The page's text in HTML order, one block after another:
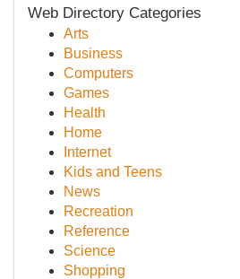
Web Directory Categories
Arts
Business
Computers
Games
Health
Home
Internet
Kids and Teens
News
Recreation
Reference
Science
Shopping